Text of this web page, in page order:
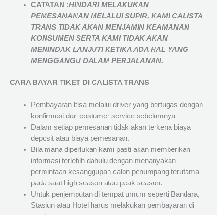
CATATAN :HINDARI MELAKUKAN
PEMESANANAN MELALUI SUPIR, KAMICALISTA
TRANSTIDAK AKAN MENJAMINKEAMANAN
KONSUMEN SERTA KAMI TIDAK AKAN
MENINDAK LANJUTI KETIKA ADA HAL YANG
MENGGANGU DALAM PERJALANAN.
CARA BAYAR TIKET DI CALISTA TRANS
Pembayaran bisa melalui driver yang bertugas dengan
konfirmasi dari costumer service sebelumnya
Dalam setiap pemesanan tidak akan terkena biaya
deposit atau biaya pemesanan.
Bila mana diperlukan kami pasti akan memberikan
informasi terlebih dahulu dengan menanyakan
permintaan kesanggupan calon penumpang terutama
pada saat high season atau peak season.
Untuk penjemputan di tempat umum seperti Bandara,
Stasiun atau Hotel harus melakukan pembayaran di